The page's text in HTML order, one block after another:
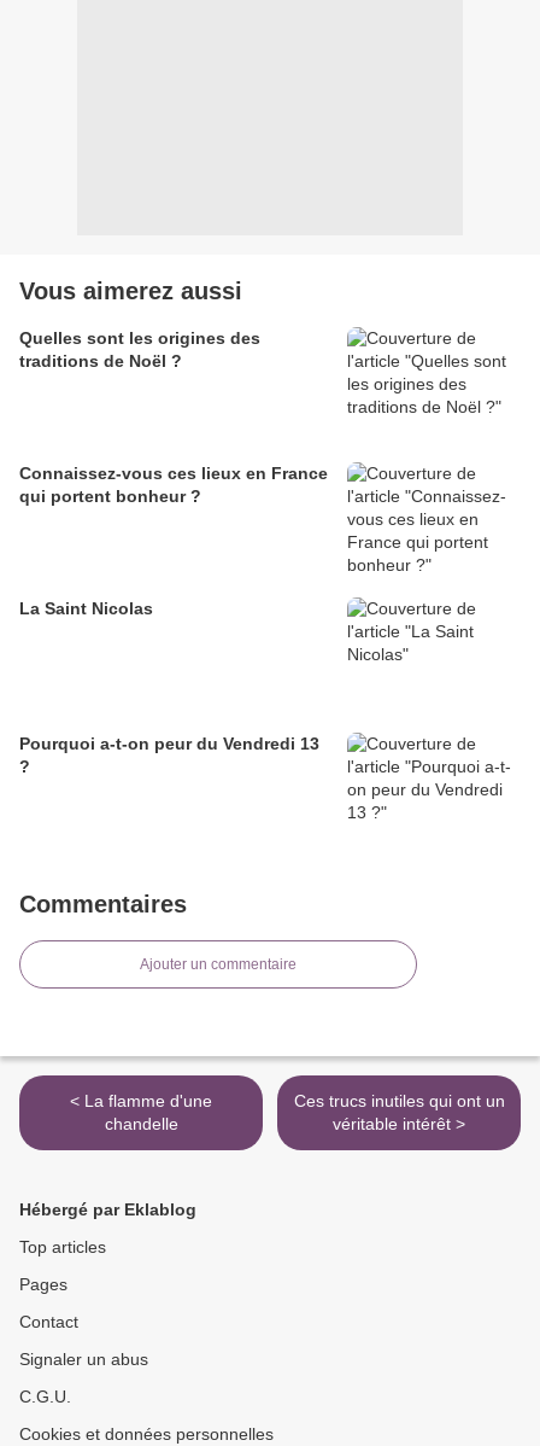
Vous aimerez aussi
Quelles sont les origines des
traditions de Noël ?
Connaissez-vous ces lieux en France
qui portent bonheur ?
La Saint Nicolas
Pourquoi a-t-on peur du Vendredi 13
?
Commentaires
Ajouter un commentaire
< La flamme d'une
chandelle
Ces trucs inutiles qui ont un
véritable intérêt >
Hébergé par Eklablog
Top articles
Pages
Contact
Signaler un abus
C.G.U.
Cookies et données personnelles